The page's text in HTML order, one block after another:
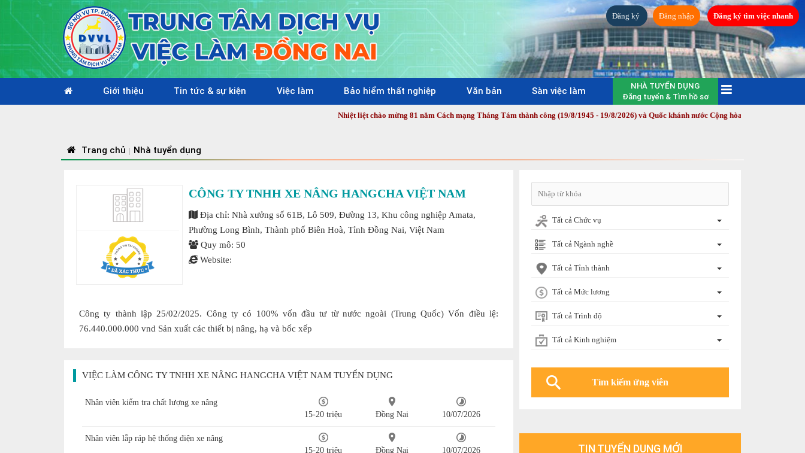
Đăng ký Đăng nhập Đăng ký tìm việc nhanh
Giới thiệu Tin tức & sự kiện Việc làm Bảo hiểm thất nghiệp Văn bản Sàn việc làm
NHÀ TUYỂN DỤNG
Đăng tuyển & Tìm hồ sơ
Nhiệt liệt chào mừng 81 năm Cách mạng Tháng Tám thành công (19/8/1945 - 19/8/2026) và Quốc khánh nước Cộng hòa xã hội chủ nghĩa Việt
Trang chủ | Nhà tuyển dụng
CÔNG TY TNHH XE NÂNG HANGCHA VIỆT NAM
Địa chỉ: Nhà xưởng số 61B, Lô 509, Đường 13, Khu công nghiệp Amata,
Phường Long Bình, Thành phố Biên Hoà, Tỉnh Đồng Nai, Việt Nam
Quy mô: 50
Website:
Công ty thành lập 25/02/2025. Công ty có 100% vốn đầu tư từ nước ngoài (Trung Quốc) Vốn điều lệ:
76.440.000.000 vnd Sản xuất các thiết bị nâng, hạ và bốc xếp
VIỆC LÀM CÔNG TY TNHH XE NÂNG HANGCHA VIỆT NAM TUYỂN DỤNG
Nhân viên kiểm tra chất lượng xe nâng
15-20 triệu
Đồng Nai 10/07/2026
Nhân viên lắp ráp hệ thống điện xe nâng
15-20 triệu
Đồng Nai 10/07/2026
Tất cả Chức vụ
Tất cả Ngành nghề
Tất cả Tỉnh thành
Tất cả Mức lương
Tất cả Trình độ
Tất cả Kinh nghiệm
TIN TUYỂN DỤNG MỚI